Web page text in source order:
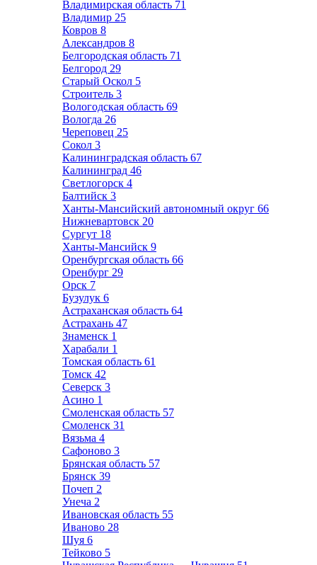
Владимирская область 71
Владимир 25
Ковров 8
Александров 8
Белгородская область 71
Белгород 29
Старый Оскол 5
Строитель 3
Вологодская область 69
Вологда 26
Череповец 25
Сокол 3
Калининградская область 67
Калининград 46
Светлогорск 4
Балтийск 3
Ханты-Мансийский автономный округ 66
Нижневартовск 20
Сургут 18
Ханты-Мансийск 9
Оренбургская область 66
Оренбург 29
Орск 7
Бузулук 6
Астраханская область 64
Астрахань 47
Знаменск 1
Харабали 1
Томская область 61
Томск 42
Северск 3
Асино 1
Смоленская область 57
Смоленск 31
Вязьма 4
Сафоново 3
Брянская область 57
Брянск 39
Почеп 2
Унеча 2
Ивановская область 55
Иваново 28
Шуя 6
Тейково 5